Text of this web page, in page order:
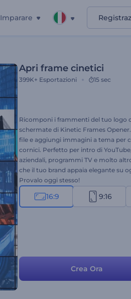
Imparare
Apri frame cinetici
399K+ Esportazioni 15 sec
Ricomponi i frammenti del tuo logo
schermate di Kinetic Frames
file e aggiungi immagini a tema per
cornici. Perfetto per intro di
aziendali, programmi TV e molto
che il tuo brand appaia elegante su
Provalo oggi stesso!
16:9 9:16
Crea Ora